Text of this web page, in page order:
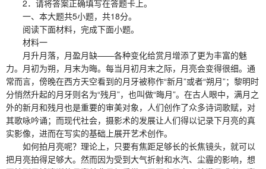
2．请将答案正确填写在答题卡上。
一、本大题共5小题，共18分。
阅读下面材料，完成下面小题。
材料一
月升月落，月盈月缺——各种变化给赏月增添了更为丰富的魅
力。月初为朔，月末为晦。每当月初月末之际，月亮会变得很细。通
常而言，傍晚在西方天空看到的月牙被称作“新月”或者“朔月”；黎明时
分悄然升起的月牙则名为“残月”，也叫做“晦月”。在古人眼中，满月之
外的新月和残月也是重要的审美对象，人们创作了众多诗词歌赋，对
其歌咏吟诵；而现代社会，摄影术的发展让人们得以记录下月亮的真
实影像，进而在写实的基础上展开艺术创作。
如何拍月亮呢？理论上，只要有焦距足够长的长焦镜头，就可以
把月亮拍得足够大。然而因为受到大气折射和水汽、尘霾的影响，想